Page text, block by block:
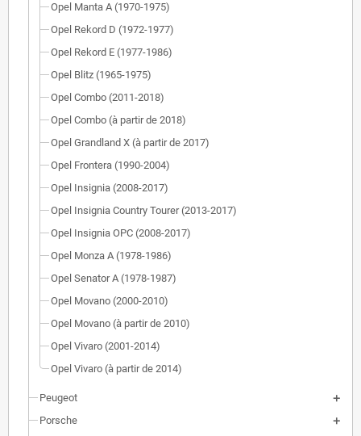
Opel Manta A (1970-1975)
Opel Rekord D (1972-1977)
Opel Rekord E (1977-1986)
Opel Blitz (1965-1975)
Opel Combo (2011-2018)
Opel Combo (à partir de 2018)
Opel Grandland X (à partir de 2017)
Opel Frontera (1990-2004)
Opel Insignia (2008-2017)
Opel Insignia Country Tourer (2013-2017)
Opel Insignia OPC (2008-2017)
Opel Monza A (1978-1986)
Opel Senator A (1978-1987)
Opel Movano (2000-2010)
Opel Movano (à partir de 2010)
Opel Vivaro (2001-2014)
Opel Vivaro (à partir de 2014)
Peugeot
Porsche